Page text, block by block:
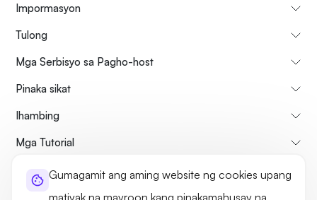
Gumagamit ang aming website ng cookies upang
matiyak na mayroon kang pinakamahusay na
Impormasyon
Tulong
Mga Serbisyo sa Pagho-host
Pinaka sikat
Ihambing
Mga Tutorial
Tungkol sa atin